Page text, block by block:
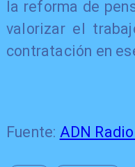
la reforma de
valorizar el
contratación en
Fuente: ADN